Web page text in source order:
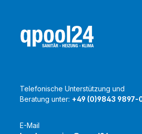
Telefonische Unterstützung und
Beratung unter: +49 (0)9843 9897-
E-Mail